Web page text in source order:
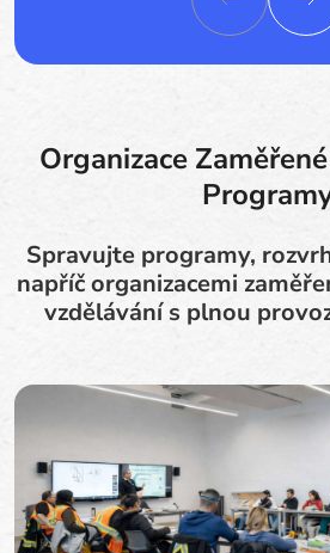
Organizace
Spravujte programy,
napříč organizacemi
vzdělávání s plnou